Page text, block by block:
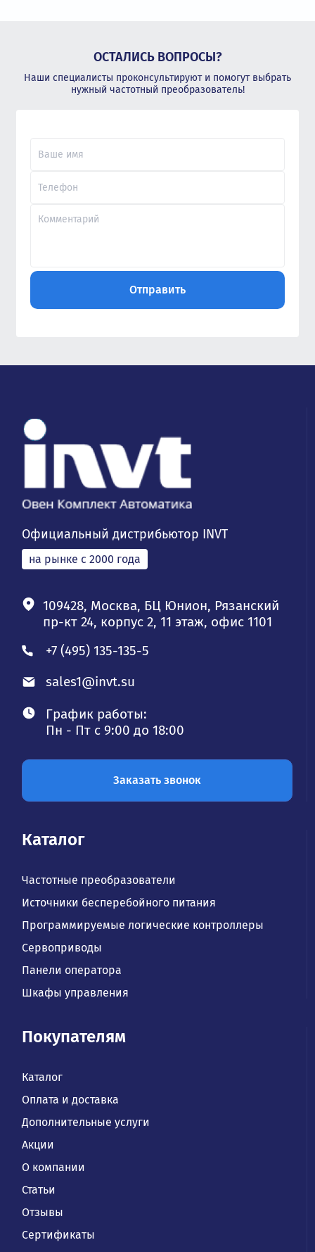
ОСТАЛИСЬ ВОПРОСЫ?
Наши специалисты проконсультируют и помогут выбрать
нужный частотный преобразователь!
Официальный дистрибьютор INVT
на рынке с 2000 года
109428, Москва, БЦ Юнион, Рязанский
пр-кт 24, корпус 2, 11 этаж, офис 1101
+7 (495) 135-135-5
sales1@invt.su
График работы:
Пн - Пт с 9:00 до 18:00
Заказать звонок
Каталог
Частотные преобразователи
Источники бесперебойного питания
Программируемые логические контроллеры
Сервоприводы
Панели оператора
Шкафы управления
Покупателям
Каталог
Оплата и доставка
Дополнительные услуги
Акции
О компании
Статьи
Отзывы
Сертификаты